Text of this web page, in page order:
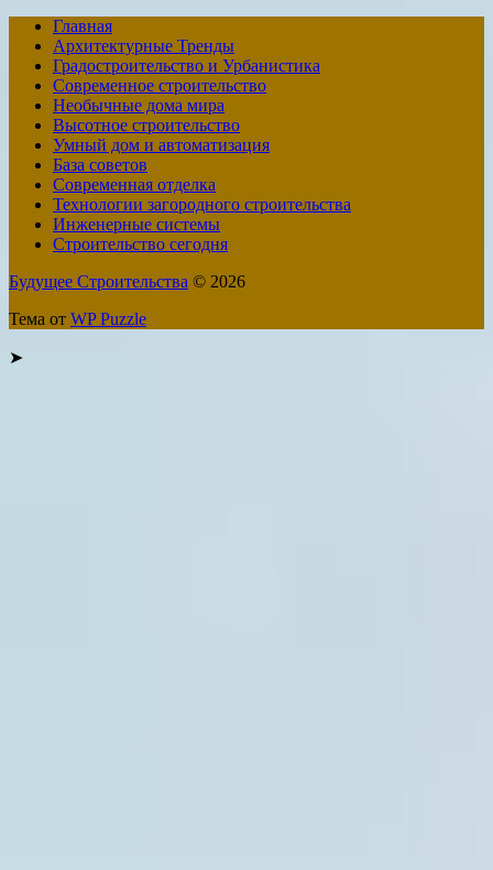
Главная
Архитектурные Тренды
Градостроительство и Урбанистика
Современное строительство
Необычные дома мира
Высотное строительство
Умный дом и автоматизация
База советов
Современная отделка
Технологии загородного строительства
Инженерные системы
Строительство сегодня
Будущее Строительства © 2026
Тема от WP Puzzle
➤